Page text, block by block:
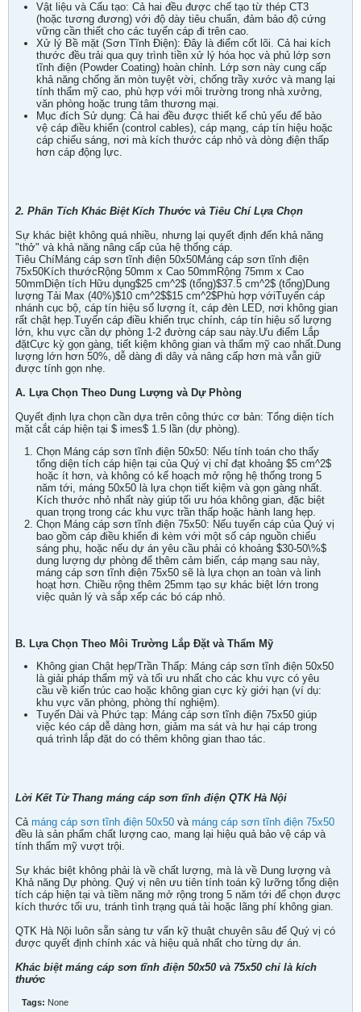
Vật liệu và Cấu tạo: Cả hai đều được chế tạo từ thép CT3
(hoặc tương đương) với độ dày tiêu chuẩn, đảm bảo độ cứng
vững cần thiết cho các tuyến cáp đi trên cao.
Xử lý Bề mặt (Sơn Tĩnh Điện): Đây là điểm cốt lõi. Cả hai kích
thước đều trải qua quy trình tiền xử lý hóa học và phủ lớp sơn
tĩnh điện (Powder Coating) hoàn chỉnh. Lớp sơn này cung cấp
khả năng chống ăn mòn tuyệt vời, chống trầy xước và mang lại
tính thẩm mỹ cao, phù hợp với môi trường trong nhà xưởng,
văn phòng hoặc trung tâm thương mại.
Mục đích Sử dụng: Cả hai đều được thiết kế chủ yếu để bảo
vệ cáp điều khiển (control cables), cáp mạng, cáp tín hiệu hoặc
cáp chiếu sáng, nơi mà kích thước cáp nhỏ và dòng điện thấp
hơn cáp động lực.
2. Phân Tích Khác Biệt Kích Thước và Tiêu Chí Lựa Chọn
Sự khác biệt không quá nhiều, nhưng lại quyết định đến khả năng
"thở" và khả năng nâng cấp của hệ thống cáp.
Tiêu ChíMáng cáp sơn tĩnh điện 50x50Máng cáp sơn tĩnh điện
75x50Kích thướcRộng 50mm x Cao 50mmRộng 75mm x Cao
50mmDiện tích Hữu dụng$25 cm^2$ (tổng)$37.5 cm^2$ (tổng)Dung
lượng Tải Max (40%)$10 cm^2$$15 cm^2$Phù hợp vớiTuyến cáp
nhánh cục bộ, cáp tín hiệu số lượng ít, cáp đèn LED, nơi không gian
rất chật hẹp.Tuyến cáp điều khiển trục chính, cáp tín hiệu số lượng
lớn, khu vực cần dự phòng 1-2 đường cáp sau này.Ưu điểm Lắp
đặtCực kỳ gọn gàng, tiết kiệm không gian và thẩm mỹ cao nhất.Dung
lượng lớn hơn 50%, dễ dàng đi dây và nâng cấp hơn mà vẫn giữ
được tính gọn nhẹ.
A. Lựa Chọn Theo Dung Lượng và Dự Phòng
Quyết định lựa chọn cần dựa trên công thức cơ bản: Tổng diện tích
mặt cắt cáp hiện tại $ imes$ 1.5 lần (dự phòng).
Chọn Máng cáp sơn tĩnh điện 50x50: Nếu tính toán cho thấy
tổng diện tích cáp hiện tại của Quý vị chỉ đạt khoảng $5 cm^2$
hoặc ít hơn, và không có kế hoạch mở rộng hệ thống trong 5
năm tới, máng 50x50 là lựa chọn tiết kiệm và gọn gàng nhất.
Kích thước nhỏ nhất này giúp tối ưu hóa không gian, đặc biệt
quan trọng trong các khu vực trần thấp hoặc hành lang hẹp.
Chọn Máng cáp sơn tĩnh điện 75x50: Nếu tuyến cáp của Quý vị
bao gồm cáp điều khiển đi kèm với một số cáp nguồn chiếu
sáng phụ, hoặc nếu dự án yêu cầu phải có khoảng $30-50\%$
dung lượng dự phòng để thêm cảm biến, cáp mạng sau này,
máng cáp sơn tĩnh điện 75x50 sẽ là lựa chọn an toàn và linh
hoạt hơn. Chiều rộng thêm 25mm tạo sự khác biệt lớn trong
việc quản lý và sắp xếp các bó cáp nhỏ.
B. Lựa Chọn Theo Môi Trường Lắp Đặt và Thẩm Mỹ
Không gian Chật hẹp/Trần Thấp: Máng cáp sơn tĩnh điện 50x50
là giải pháp thẩm mỹ và tối ưu nhất cho các khu vực có yêu
cầu về kiến trúc cao hoặc không gian cực kỳ giới hạn (ví dụ:
khu vực văn phòng, phòng thí nghiệm).
Tuyến Dài và Phức tạp: Máng cáp sơn tĩnh điện 75x50 giúp
việc kéo cáp dễ dàng hơn, giảm ma sát và hư hại cáp trong
quá trình lắp đặt do có thêm không gian thao tác.
Lời Kết Từ Thang máng cáp sơn tĩnh điện QTK Hà Nội
Cả máng cáp sơn tĩnh điện 50x50 và máng cáp sơn tĩnh điện 75x50
đều là sản phẩm chất lượng cao, mang lại hiệu quả bảo vệ cáp và
tính thẩm mỹ vượt trội.
Sự khác biệt không phải là về chất lượng, mà là về Dung lượng và
Khả năng Dự phòng. Quý vị nên ưu tiên tính toán kỹ lưỡng tổng diện
tích cáp hiện tại và tiềm năng mở rộng trong 5 năm tới để chọn được
kích thước tối ưu, tránh tình trạng quá tải hoặc lãng phí không gian.
QTK Hà Nội luôn sẵn sàng tư vấn kỹ thuật chuyên sâu để Quý vị có
được quyết định chính xác và hiệu quả nhất cho từng dự án.
Khác biệt máng cáp sơn tĩnh điện 50x50 và 75x50 chỉ là kích
thước
Tags: None